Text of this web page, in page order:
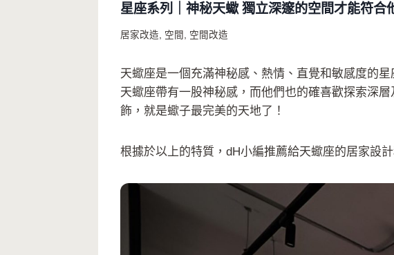
星座系列｜神秘天蠍 獨立深邃的空間才能符合
居家改造, 空間 , 空間改造
天蠍座是一個充滿神秘感、熱情、直覺和敏感度的
天蠍座帶有一股神秘感，而他們也的確喜歡探索深
飾，就是蠍子最完美的天地了！
根據於以上的特質，dH小編推薦給天蠍座的居家設計